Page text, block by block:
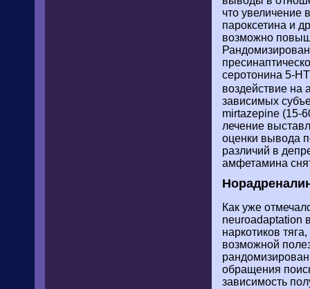
что увеличение
пароксетина и
возможно
серотонина 5-
воздействие
зависимых
mirtazepine (15-
лечение
оценки вывода
различий в
амфетамина
Как уже
neuroadaptation
наркотиков
возможной
обращения
зависимость